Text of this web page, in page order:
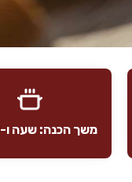
משך הכנה: שעה ו-30 דק'